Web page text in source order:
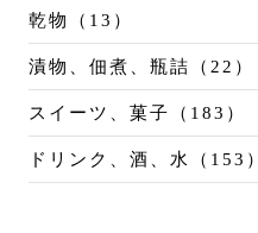
乾物（13）
漬物、佃煮、瓶詰（22）
スイーツ、菓子（183）
ドリンク、酒、水（153）